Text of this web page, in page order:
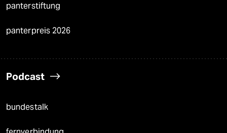
panterstiftung
panterpreis 2026
Podcast
bundestalk